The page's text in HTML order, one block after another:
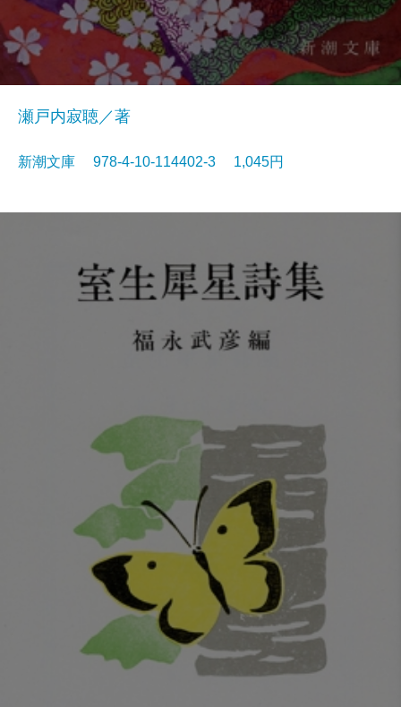
瀬戸内寂聴／著
新潮文庫 978-4-10-114402-3 1,045円